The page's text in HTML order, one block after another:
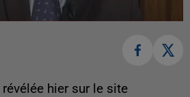
hier sur le site